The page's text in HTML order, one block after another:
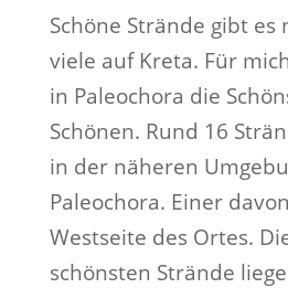
Schöne Strände gibt
viele auf Kreta. Für
in Paleochora die
Schönen. Rund 16
in der näheren
Paleochora. Einer
Westseite des Ortes.
schönsten Strände